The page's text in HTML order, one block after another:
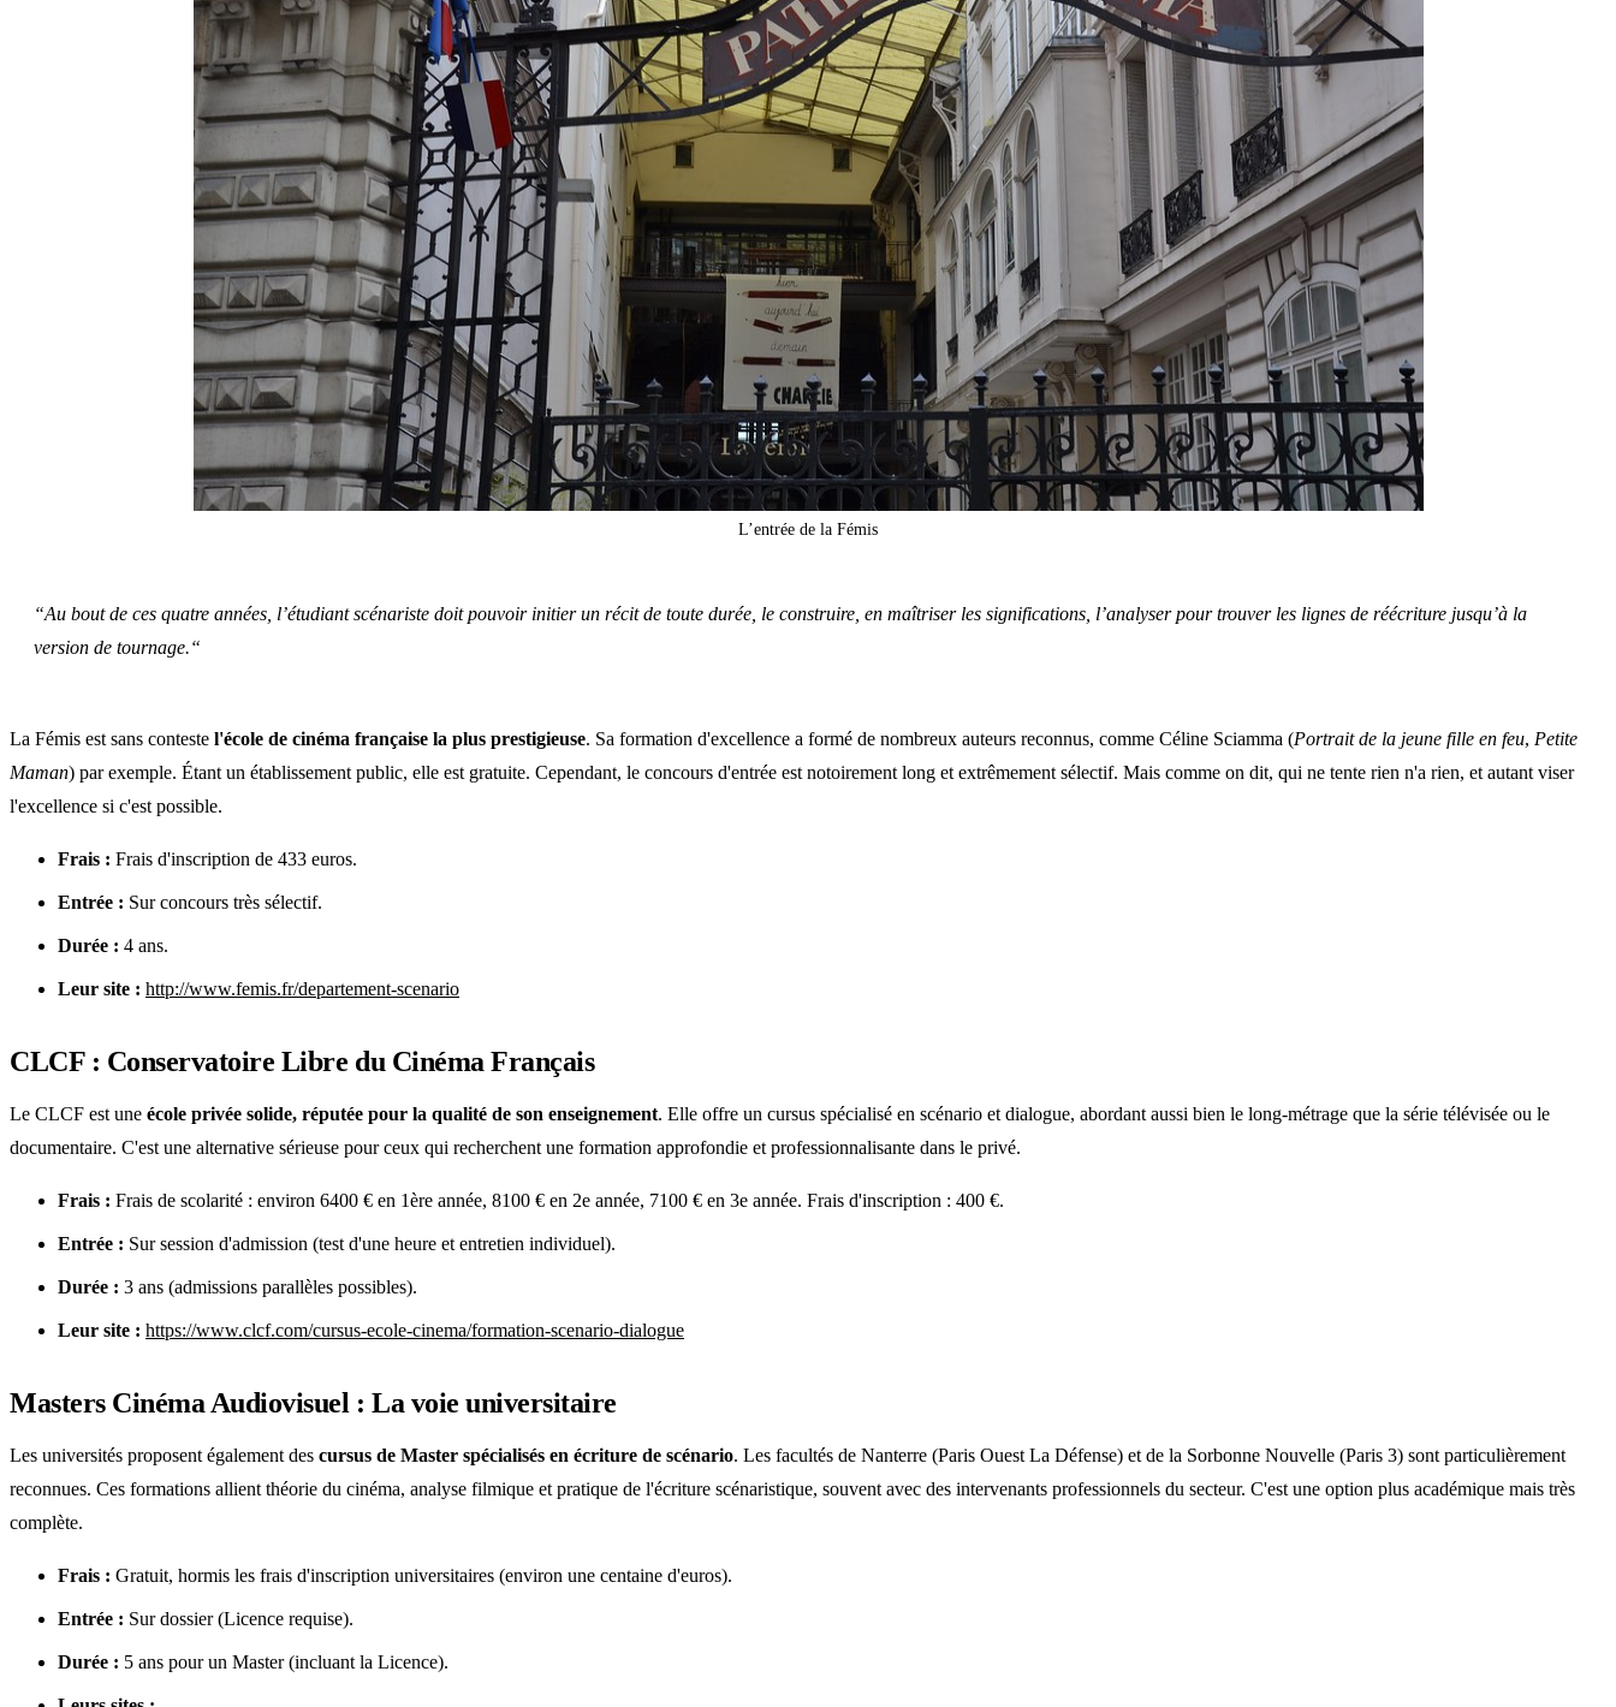
L’entrée de la Fémis
“Au bout de ces quatre années, l’étudiant scénariste doit pouvoir initier un récit de toute durée, le construire, en maîtriser les significations, l’analyser pour trouver les lignes de réécriture jusqu’à la
version de tournage.“
La Fémis est sans conteste l'école de cinéma française la plus prestigieuse. Sa formation d'excellence a formé de nombreux auteurs reconnus, comme Céline Sciamma (Portrait de la jeune fille en feu, Petite
Maman) par exemple. Étant un établissement public, elle est gratuite. Cependant, le concours d'entrée est notoirement long et extrêmement sélectif. Mais comme on dit, qui ne tente rien n'a rien, et autant viser
l'excellence si c'est possible.
Frais : Frais d'inscription de 433 euros.
Entrée : Sur concours très sélectif.
Durée : 4 ans.
Leur site : http://www.femis.fr/departement-scenario
CLCF : Conservatoire Libre du Cinéma Français
Le CLCF est une école privée solide, réputée pour la qualité de son enseignement. Elle offre un cursus spécialisé en scénario et dialogue, abordant aussi bien le long-métrage que la série télévisée ou le
documentaire. C'est une alternative sérieuse pour ceux qui recherchent une formation approfondie et professionnalisante dans le privé.
Frais : Frais de scolarité : environ 6400 € en 1ère année, 8100 € en 2e année, 7100 € en 3e année. Frais d'inscription : 400 €.
Entrée : Sur session d'admission (test d'une heure et entretien individuel).
Durée : 3 ans (admissions parallèles possibles).
Leur site : https://www.clcf.com/cursus-ecole-cinema/formation-scenario-dialogue
Masters Cinéma Audiovisuel : La voie universitaire
Les universités proposent également des cursus de Master spécialisés en écriture de scénario. Les facultés de Nanterre (Paris Ouest La Défense) et de la Sorbonne Nouvelle (Paris 3) sont particulièrement
reconnues. Ces formations allient théorie du cinéma, analyse filmique et pratique de l'écriture scénaristique, souvent avec des intervenants professionnels du secteur. C'est une option plus académique mais très
complète.
Frais : Gratuit, hormis les frais d'inscription universitaires (environ une centaine d'euros).
Entrée : Sur dossier (Licence requise).
Durée : 5 ans pour un Master (incluant la Licence).